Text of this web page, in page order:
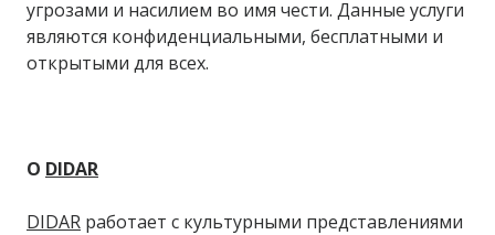
угрозами и насилием во имя чести. Данные услуги
являются конфиденциальными, бесплатными и
открытыми для всех.
О DIDAR
DIDAR работает с культурными представлениями